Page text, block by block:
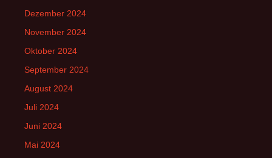
Dezember 2024
November 2024
Oktober 2024
September 2024
August 2024
Juli 2024
Juni 2024
Mai 2024